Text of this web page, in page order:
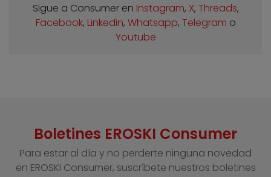
Sigue a Consumer en Instagram, X, Threads,
Facebook, Linkedin, Whatsapp, Telegram o
Youtube
Boletines EROSKI Consumer
Para estar al día y no perderte ninguna novedad
en EROSKI Consumer, suscríbete nuestros boletines